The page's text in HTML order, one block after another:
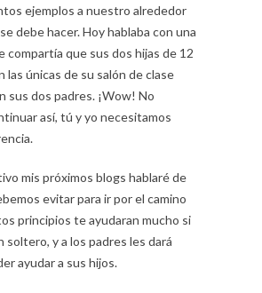
ejemplos a nuestro alrededor
debe hacer. Hoy hablaba con una
compartía que sus dos hijas de 12
las únicas de su salón de clase
sus dos padres. ¡Wow! No
así, tú y yo necesitamos
mis próximos blogs hablaré de
evitar para ir por el camino
principios te ayudaran mucho si
soltero, y a los padres les dará
ayudar a sus hijos.